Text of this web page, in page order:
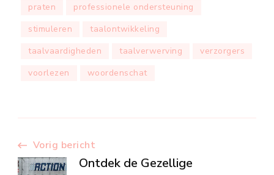
praten
professionele ondersteuning
stimuleren
taalontwikkeling
taalvaardigheden
taalverwerving
verzorgers
voorlezen
woordenschat
Berichtnavigatie
Vorig bericht
Ontdek de Gezellige